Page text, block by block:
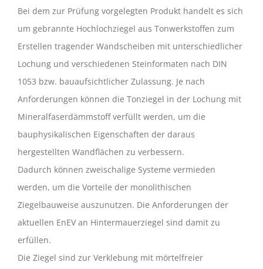
Bei dem zur Prüfung vorgelegten Produkt handelt es sich
um gebrannte Hochlochziegel aus Tonwerkstoffen zum
Erstellen tragender Wandscheiben mit unterschiedlicher
Lochung und verschiedenen Steinformaten nach DIN
1053 bzw. bauaufsichtlicher Zulassung. Je nach
Anforderungen können die Tonziegel in der Lochung mit
Mineralfaserdämmstoff verfüllt werden, um die
bauphysikalischen Eigenschaften der daraus
hergestellten Wandflächen zu verbessern.
Dadurch können zweischalige Systeme vermieden
werden, um die Vorteile der monolithischen
Ziegelbauweise auszunutzen. Die Anforderungen der
aktuellen EnEV an Hintermauerziegel sind damit zu
erfüllen.
Die Ziegel sind zur Verklebung mit mörtelfreier